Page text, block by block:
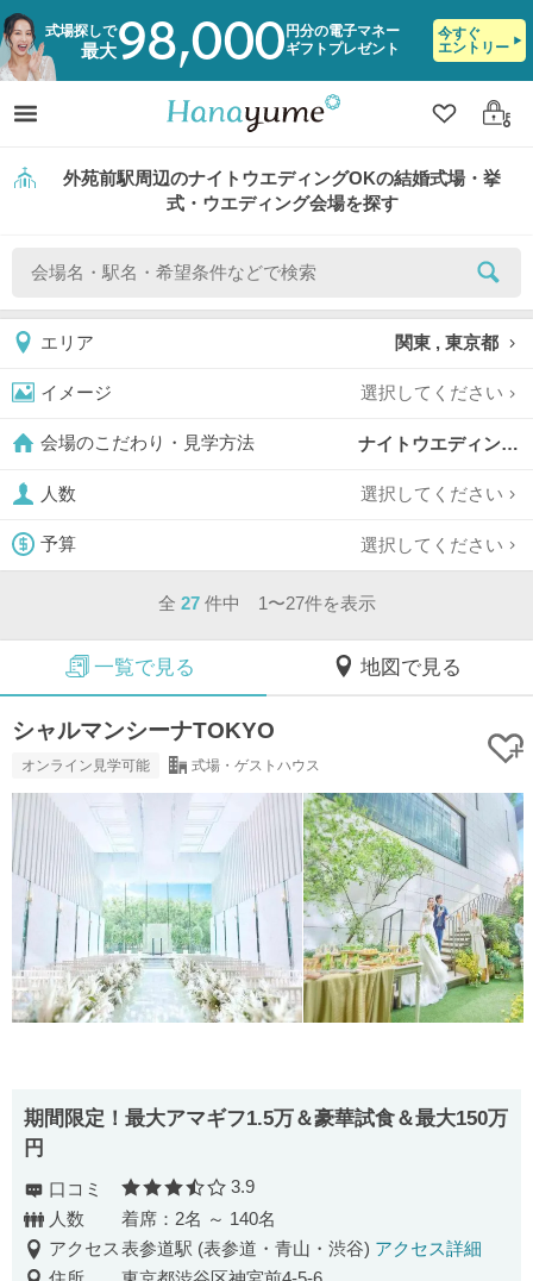
式場探しで
最大98,000 円分の電子マネー
ギフトプレゼント
今すぐ
エントリー
クリップ
ログ
外苑前駅周辺のナイトウエディングOKの結婚式場・挙
式・ウエディング会場を探す
エリア 関東 , 東京都
イメージ 選択してください
会場のこだわり・見学方法 ナイトウエディングOK,
人数 選択してください
予算 選択してください
全 27 件中 1〜27件を表示
一覧で見る 地図で見る
シャルマンシーナTOKYO
オンライン見学可能 式場・ゲストハウス
期間限定！最大アマギフ1.5万＆豪華試食＆最大150万
円
口コミ 口コミ評価
3.9
人数
着席：2名 ～ 140名
アクセス表参道駅 (表参道・青山・渋谷) アクセス詳細